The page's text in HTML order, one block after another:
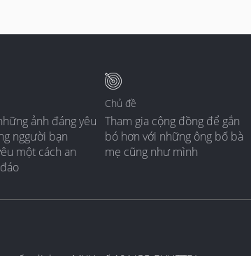
ảnh đáng yêu
nggười bạn
một cách an
Chủ đề
Tham gia cộng đồng để gắn
bó hơn với những ông bố bà
mẹ cũng như mình